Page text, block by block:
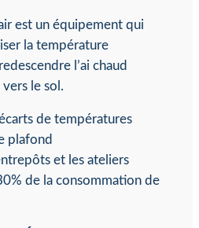
est un équipement qui
la température
l’ai chaud
le sol.
de températures
plafond
et les ateliers
de la consommation de